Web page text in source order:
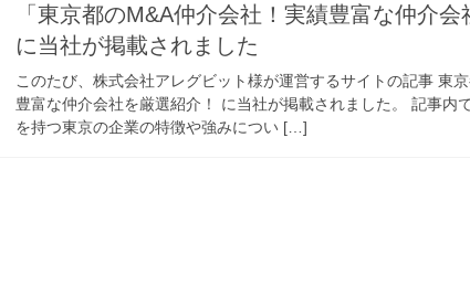
「東京都のM&A仲介会社！実績豊富な仲介会
に当社が掲載されました
このたび、株式会社アレグビット様が運営するサイトの記事 東
豊富な仲介会社を厳選紹介！ に当社が掲載されました。 記事内
を持つ東京の企業の特徴や強みについ […]